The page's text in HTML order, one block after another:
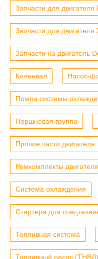
Запчасти для двигателя
Запчасти для двигателя
Запчасти на двигатель
Коленвал Насос-
Помпа системы
Поршневая группа
Прочие части двигателя
Ремкомплекты двигателя
Система охлаждения
Стартера для
Топливная система
Топливный насос